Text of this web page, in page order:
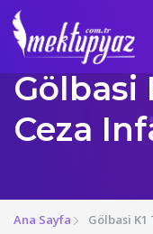
Gölbasi
Ceza
Ana Sayfa Gölbasi